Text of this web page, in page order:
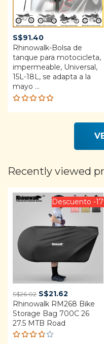
S$91.40
Rhinowalk-Bolsa de
tanque para motocicleta,
impermeable, Universal,
15L-18L, se adapta a la
mayo ...
Rated
Recently viewed
Descuento -
S$26.02 Original
price
was:
S$26.02.
S$21.62
price
is:
Rhinowalk RM268 Bike
Storage Bag 700C 26
27.5 MTB Road